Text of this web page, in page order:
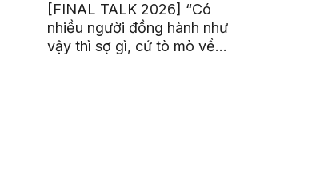
[FINAL TALK 2026] “Có
nhiều người đồng hành như
vậy thì sợ gì, cứ tò mò về